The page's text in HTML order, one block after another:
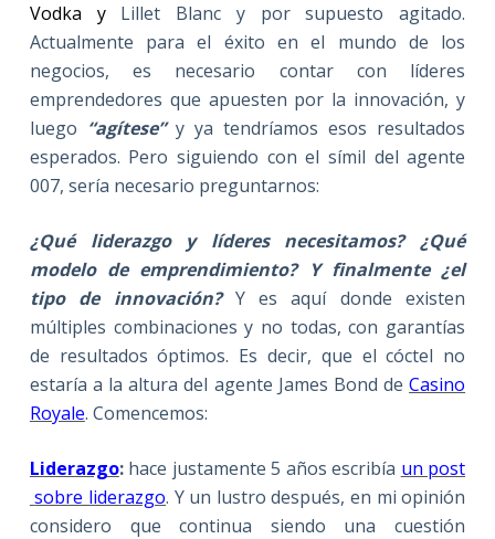
Vodka y Lillet Blanc y por supuesto agitado.
Actualmente para el éxito en el mundo de los
negocios, es necesario contar con líderes
emprendedores que apuesten por la innovación, y
luego “agítese”y ya tendríamos esos resultados
esperados. Pero siguiendo con el símil del agente
007, sería necesario preguntarnos:
¿Qué liderazgo y líderes necesitamos? ¿Qué
modelo de emprendimiento? Y finalmente ¿el
tipo de innovación?Y es aquí donde existen
múltiples combinaciones y no todas, con garantías
de resultados óptimos. Es decir, que el cóctel no
estaría a la altura del agente James Bond deCasino
Royale. Comencemos:
Liderazgo:hace justamente 5 años escribía un post
sobre liderazgo. Y un lustro después, en mi opinión
considero que continua siendo una cuestión